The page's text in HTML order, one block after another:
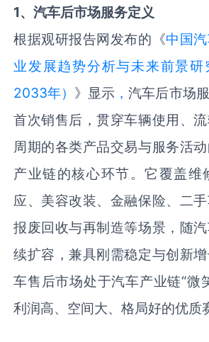
1、汽车后市场服务定义
根据观研报告网发布的《中国
业发展趋势分析与未来前景
2033年） 》显示 ，汽车后市场
首次销售后，贯穿车辆使用、
周期的各类产品交易与服务活
产业链的核心环节。它覆盖维
应、美容改装、金融保险、二手
报废回收与再制造等场景，随
续扩容，兼具刚需稳定与创新
车售后市场处于汽车产业链“微
利润高、空间大、格局好的优质